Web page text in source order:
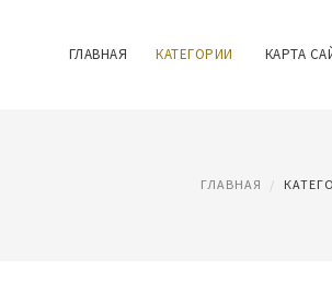
ГЛАВНАЯ КАТЕГОРИИ КАРТА
ГЛАВНАЯ